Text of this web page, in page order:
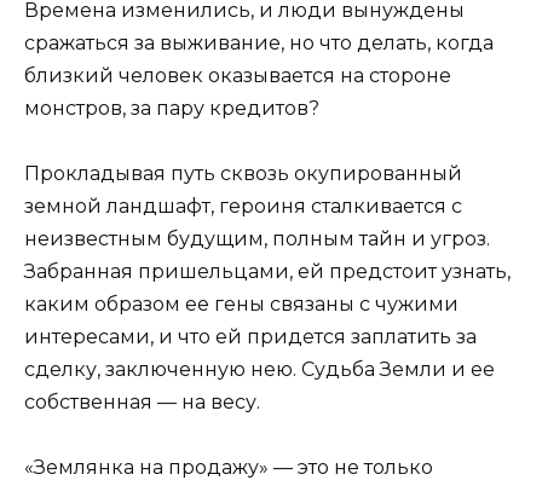
Времена изменились, и люди вынуждены
сражаться за выживание, но что делать, когда
близкий человек оказывается на стороне
монстров, за пару кредитов?
Прокладывая путь сквозь окупированный
земной ландшафт, героиня сталкивается с
неизвестным будущим, полным тайн и угроз.
Забранная пришельцами, ей предстоит узнать,
каким образом ее гены связаны с чужими
интересами, и что ей придется заплатить за
сделку, заключенную нею. Судьба Земли и ее
собственная — на весу.
«Землянка на продажу» — это не только